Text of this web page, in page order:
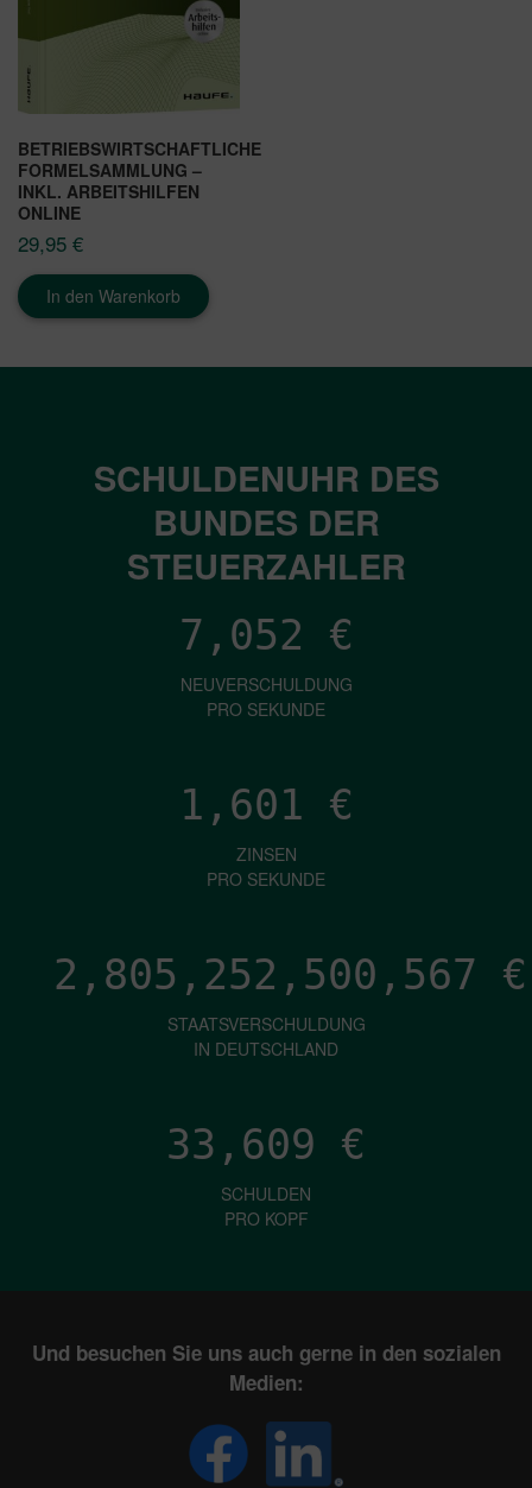
BETRIEBSWIRTSCHAFTLICHE
FORMELSAMMLUNG –
INKL. ARBEITSHILFEN
ONLINE
29,95 €
In den Warenkorb
SCHULDENUHR DES
BUNDES DER
STEUERZAHLER
7,052 €
NEUVERSCHULDUNG
PRO SEKUNDE
1,601 €
ZINSEN
PRO SEKUNDE
2,805,252,503,494 €
STAATSVERSCHULDUNG
IN DEUTSCHLAND
33,609 €
SCHULDEN
PRO KOPF
Und besuchen Sie uns auch gerne in den sozialen
Medien: